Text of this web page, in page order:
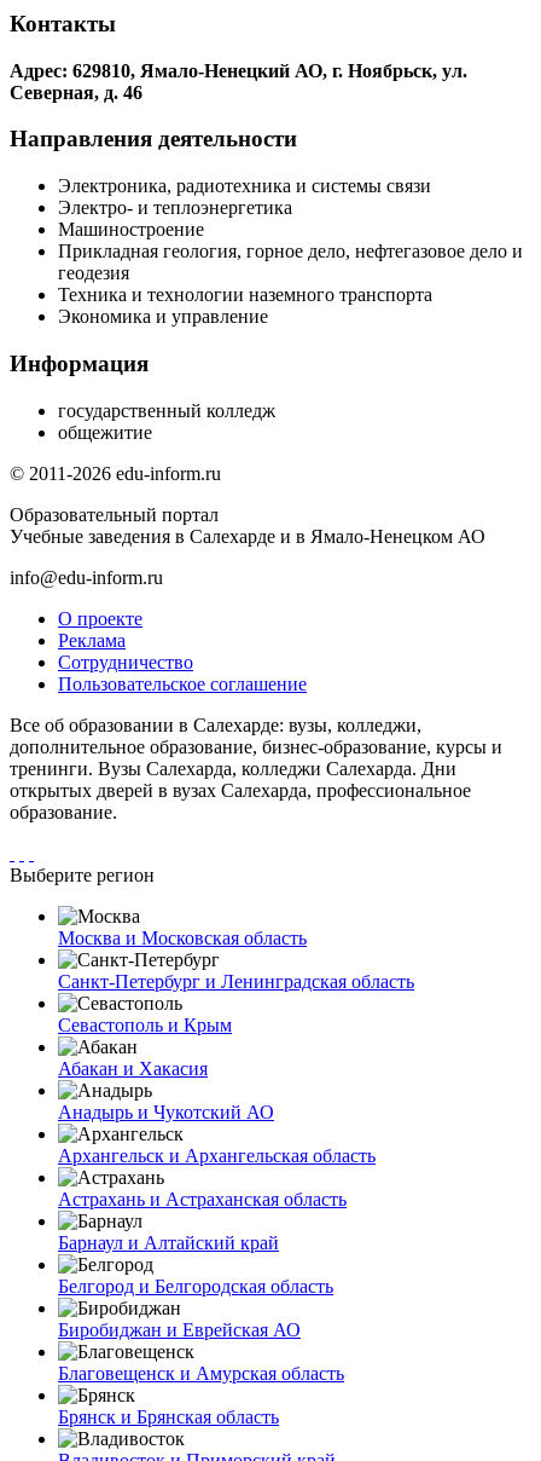
Контакты
Адрес: 629810, Ямало-Ненецкий АО, г. Ноябрьск, ул.
Северная, д. 46
Направления деятельности
Электроника, радиотехника и системы связи
Электро- и теплоэнергетика
Машиностроение
Прикладная геология, горное дело, нефтегазовое дело и
геодезия
Техника и технологии наземного транспорта
Экономика и управление
Информация
государственный колледж
общежитие
© 2011-2026 edu-inform.ru
Образовательный портал
Учебные заведения в Салехарде и в Ямало-Ненецком АО
info@edu-inform.ru
О проекте
Реклама
Сотрудничество
Пользовательское соглашение
Все об образовании в Салехарде: вузы, колледжи,
дополнительное образование, бизнес-образование, курсы и
тренинги. Вузы Салехарда, колледжи Салехарда. Дни
открытых дверей в вузах Салехарда, профессиональное
образование.
Выберите регион
Москва и Московская область
Санкт-Петербург и Ленинградская область
Севастополь и Крым
Абакан и Хакасия
Анадырь и Чукотский АО
Архангельск и Архангельская область
Астрахань и Астраханская область
Барнаул и Алтайский край
Белгород и Белгородская область
Биробиджан и Еврейская АО
Благовещенск и Амурская область
Брянск и Брянская область